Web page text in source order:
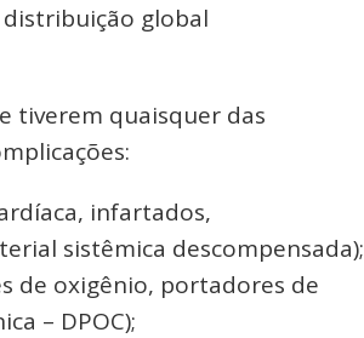
global
tiverem quaisquer das
infartados,
sistêmica descompensada);
de oxigênio, portadores de
– DPOC);